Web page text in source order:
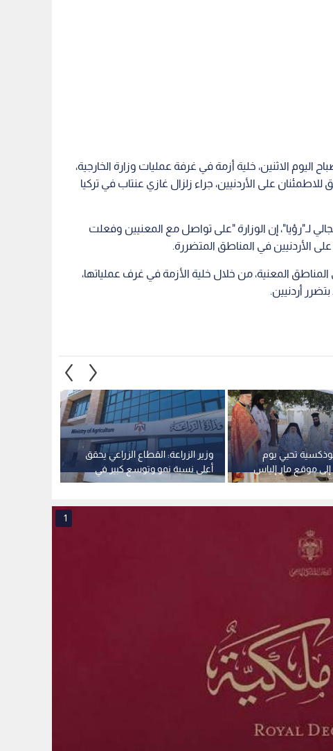
الاثنين، خلية أزمة في غرفة عمليات وزارة الخارجية،
على الأردنيين، جراء زلزال غازي عنتاب في تركيا
لـ"رؤيا"، إن الوزارة "على تواصل مع المعنيين وفعلت
الأردنيين في المناطق المتضررة.
المعنية، من خلال خلية الأزمة في غرف عملياتها،
أردنيين.
وزير الزراعة: القطاع الزراعي يحقق
أعلى نسبة نمو وتوسع كبير في
الصادرات الوطنية
تحيي يوم
إلى موقع مار إلياس
1